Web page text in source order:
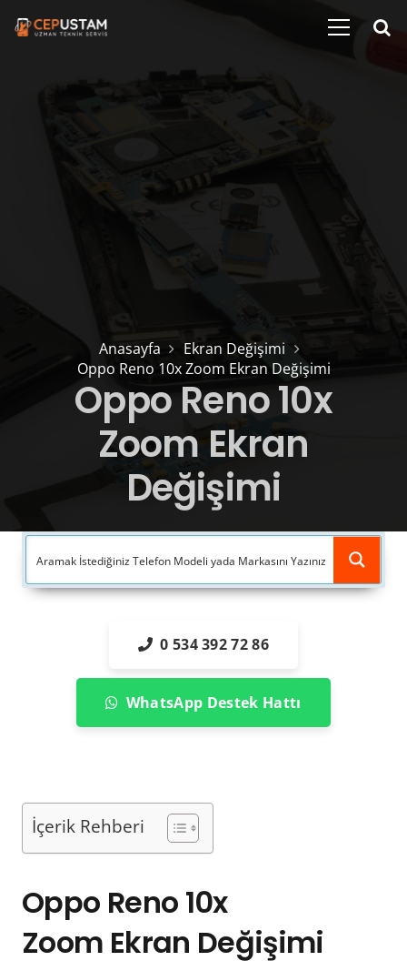
Anasayfa
Ekran Değişimi
Oppo Reno 10x Zoom Ekran Değişimi
Oppo Reno 10x
Zoom Ekran
Değişimi
0 534 392 72 86
WhatsApp Destek Hattı
İçerik Rehberi
Oppo Reno 10x
Zoom Ekran Değişimi